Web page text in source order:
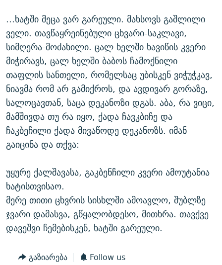
...ხატში მეცა ვარ გარეული. მახსოვს გაშლილი
ველი. თავწაყრეინებული ცხვარი-საკლავი,
სიმღერა-მოძახილი. ცალ ხელში ხავიწის კვერი
მიჭირავს, ცალ ხელში ბაბოს ჩამოქნილი
თაფლის სანთელი, რომელსაც უბისკენ ვიჭუჭკავ,
ნიავმა რომ არ გამიქროს, და ავდივარ გორაზე,
სალოცავთან, საცა დეკანოზი დგას. აბა, რა ვიცი,
მამშივდა თუ რა იყო, ქადა ჩავკბიჩე და
ჩაკბეჩილი ქადა მივაწოდე დეკანოზს. იმან
გაიცინა და თქვა:
უყურე ქალშავასა, გაკბენჩილი კვერი ამოუტანია
ხატისთვისაო.
მერე თითი ცხვრის სისხლში ამოავლო, შუბლზე
ჯვარი დამასვა, გწყალობდესო, მითხრა. თავქვე
დავეშვი ჩემებისკენ, ხატში გარეული.
გაზიარება Follow us